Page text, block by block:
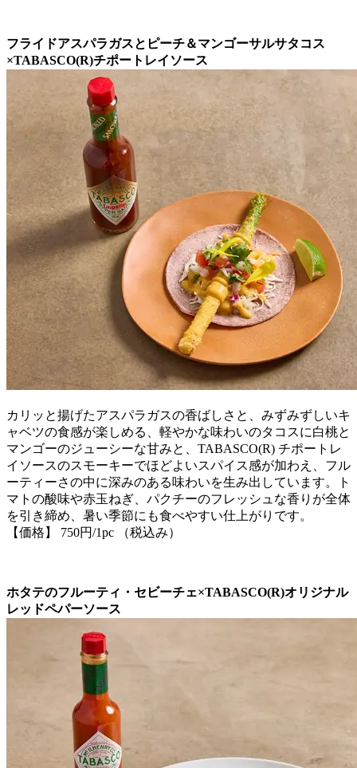
フライドアスパラガスとピーチ＆マンゴーサルサタコス
×TABASCO(R)チポートレイソース
カリッと揚げたアスパラガスの香ばしさと、みずみずしいキ
ャベツの食感が楽しめる、軽やかな味わいのタコスに白桃と
マンゴーのジューシーな甘みと、TABASCO(R) チポートレ
イソースのスモーキーでほどよいスパイス感が加わえ、フル
ーティーさの中に深みのある味わいを生み出しています。ト
マトの酸味や赤玉ねぎ、パクチーのフレッシュな香りが全体
を引き締め、暑い季節にも食べやすい仕上がりです。
【価格】 750円/1pc （税込み）
ホタテのフルーティ・セビーチェ×TABASCO(R)オリジナル
レッドペパーソース